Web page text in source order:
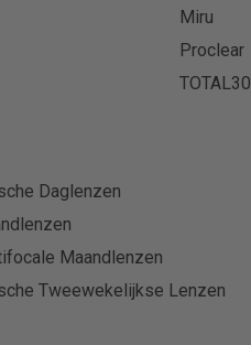
Miru
Proclear
TOTAL30
Daglenzen
Maandlenzen
Tweewekelijkse Lenzen